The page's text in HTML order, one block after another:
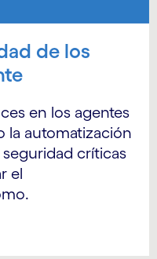
de los
en los agentes
la automatización
críticas
el